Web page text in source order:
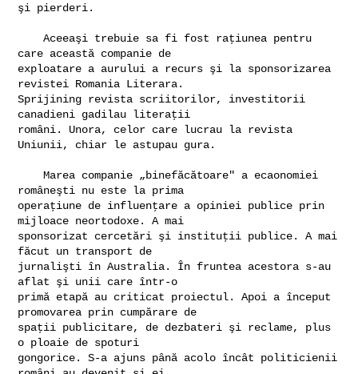
şi pierderi.
    Aceeaşi trebuie sa fi fost raţiunea pentru
care această companie de
exploatare a aurului a recurs şi la sponsorizarea
revistei Romania Literara.
Sprijining revista scriitorilor, investitorii
canadieni gadilau literaţii
români. Unora, celor care lucrau la revista
Uniunii, chiar le astupau gura.
    Marea companie „binefăcătoare" a ecaonomiei
româneşti nu este la prima
operaţiune de influenţare a opiniei publice prin
mijloace neortodoxe. A mai
sponsorizat cercetări şi instituţii publice. A mai
făcut un transport de
jurnalişti în Australia. În fruntea acestora s-au
aflat şi unii care într-o
primă etapă au criticat proiectul. Apoi a început
promovarea prin cumpărare de
spaţii publicitare, de dezbateri şi reclame, plus
o ploaie de spoturi
gongorice. S-a ajuns până acolo încât politicienii